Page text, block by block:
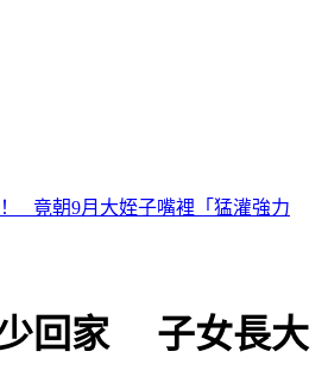
又來了！鄭明典急籲：晚上別出門
回家 子女長大